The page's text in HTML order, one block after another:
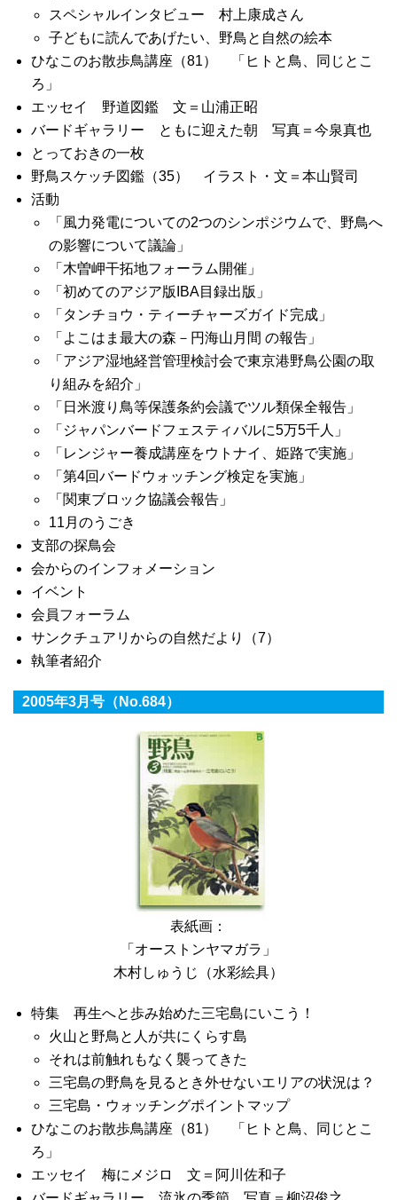
スペシャルインタビュー 村上康成さん
子どもに読んであげたい、野鳥と自然の絵本
ひなこのお散歩鳥講座（81） 「ヒトと鳥、同じとこ
ろ」
エッセイ 野道図鑑 文＝山浦正昭
バードギャラリー ともに迎えた朝 写真＝今泉真也
とっておきの一枚
野鳥スケッチ図鑑（35） イラスト・文＝本山賢司
活動
「風力発電についての2つのシンポジウムで、野鳥へ
の影響について議論」
「木曽岬干拓地フォーラム開催」
「初めてのアジア版IBA目録出版」
「タンチョウ・ティーチャーズガイド完成」
「よこはま最大の森－円海山月間 の報告」
「アジア湿地経営管理検討会で東京港野鳥公園の取
り組みを紹介」
「日米渡り鳥等保護条約会議でツル類保全報告」
「ジャパンバードフェスティバルに5万5千人」
「レンジャー養成講座をウトナイ、姫路で実施」
「第4回バードウォッチング検定を実施」
「関東ブロック協議会報告」
11月のうごき
支部の探鳥会
会からのインフォメーション
イベント
会員フォーラム
サンクチュアリからの自然だより（7）
執筆者紹介
2005年3月号（No.684）
表紙画：
「オーストンヤマガラ」
木村しゅうじ（水彩絵具）
特集 再生へと歩み始めた三宅島にいこう！
火山と野鳥と人が共にくらす島
それは前触れもなく襲ってきた
三宅島の野鳥を見るとき外せないエリアの状況は？
三宅島・ウォッチングポイントマップ
ひなこのお散歩鳥講座（81） 「ヒトと鳥、同じとこ
ろ」
エッセイ 梅にメジロ 文＝阿川佐和子